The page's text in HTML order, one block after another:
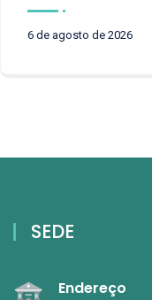
6 de agosto de 2026
SEDE
Endereço